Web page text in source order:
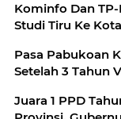
Kominfo Dan
Studi Tiru Ke
Pasa Pabukoan
Setelah 3 Tahun
Juara 1 PPD